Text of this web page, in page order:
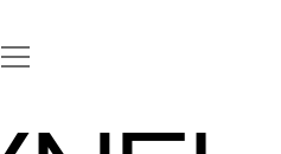
ABOUT
instagram
linkedin
ouvrir
menu